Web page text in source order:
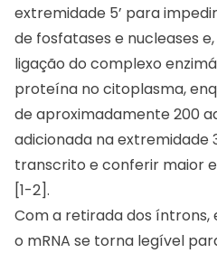
extremidade 5’ para
de fosfatases e nucleases
ligação do complexo
proteína no citoplasma,
de aproximadamente 200
adicionada na extremidade
transcrito e conferir maior
[1-2].
Com a retirada dos íntrons,
o mRNA se torna legível